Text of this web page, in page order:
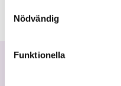
Om du klickar på avvisa
eller delning av
förutom för kakor som
ska fungera se mer under
Nödvändig
Funktionella